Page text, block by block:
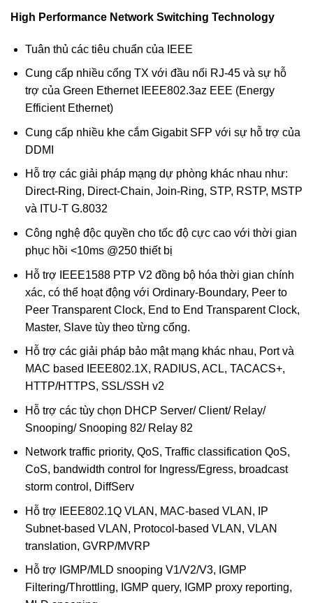
High Performance Network Switching Technology
Tuân thủ các tiêu chuẩn của IEEE
Cung cấp nhiều cổng TX với đầu nối RJ-45 và sự hỗ
trợ của Green Ethernet IEEE802.3az EEE (Energy
Efficient Ethernet)
Cung cấp nhiều khe cắm Gigabit SFP với sự hỗ trợ của
DDMI
Hỗ trợ các giải pháp mạng dự phòng khác nhau như:
Direct-Ring, Direct-Chain, Join-Ring, STP, RSTP, MSTP
và ITU-T G.8032
Công nghệ độc quyền cho tốc độ cực cao với thời gian
phục hồi <10ms @250 thiết bị
Hỗ trợ IEEE1588 PTP V2 đồng bộ hóa thời gian chính
xác, có thể hoạt động với Ordinary-Boundary, Peer to
Peer Transparent Clock, End to End Transparent Clock,
Master, Slave tùy theo từng cổng.
Hỗ trợ các giải pháp bảo mật mạng khác nhau, Port và
MAC based IEEE802.1X, RADIUS, ACL, TACACS+,
HTTP/HTTPS, SSL/SSH v2
Hỗ trợ các tùy chọn DHCP Server/ Client/ Relay/
Snooping/ Snooping 82/ Relay 82
Network traffic priority, QoS, Traffic classification QoS,
CoS, bandwidth control for Ingress/Egress, broadcast
storm control, DiffServ
Hỗ trợ IEEE802.1Q VLAN, MAC-based VLAN, IP
Subnet-based VLAN, Protocol-based VLAN, VLAN
translation, GVRP/MVRP
Hỗ trợ IGMP/MLD snooping V1/V2/V3, IGMP
Filtering/Throttling, IGMP query, IGMP proxy reporting,